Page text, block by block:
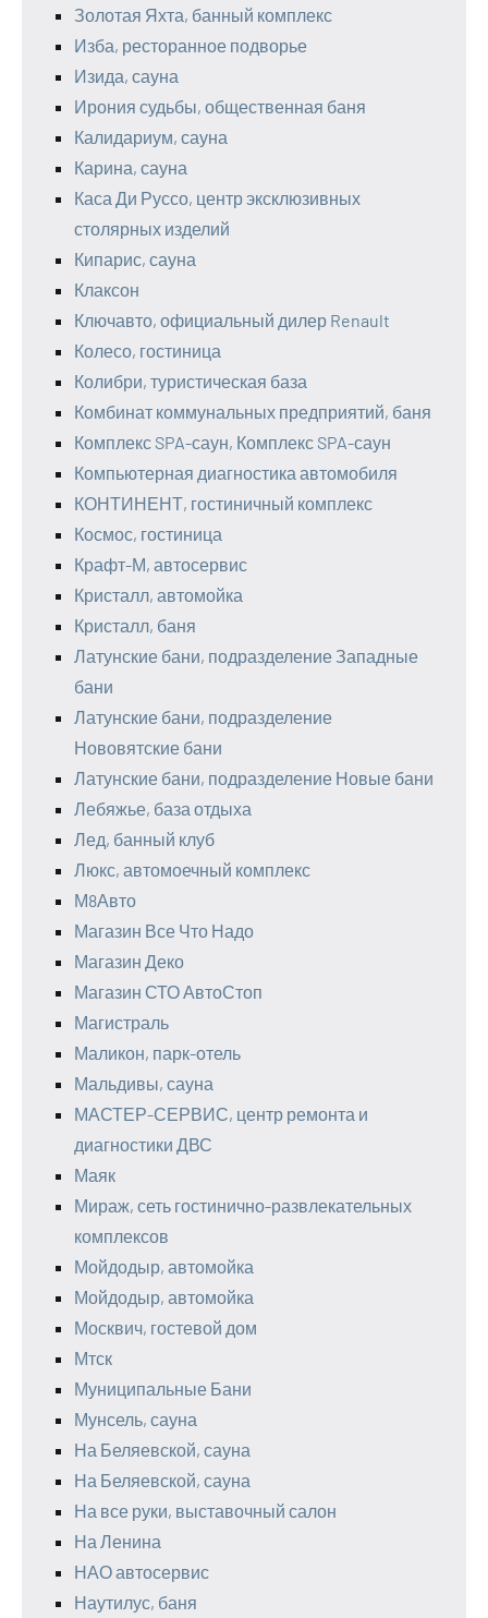
Золотая Яхта, банный комплекс
Изба, ресторанное подворье
Изида, сауна
Ирония судьбы, общественная баня
Калидариум, сауна
Карина, сауна
Каса Ди Руссо, центр эксклюзивных
столярных изделий
Кипарис, сауна
Клаксон
Ключавто, официальный дилер Renault
Колесо, гостиница
Колибри, туристическая база
Комбинат коммунальных предприятий, баня
Комплекс SPA-саун, Комплекс SPA-саун
Компьютерная диагностика автомобиля
КОНТИНЕНТ, гостиничный комплекс
Космос, гостиница
Крафт-М, автосервис
Кристалл, автомойка
Кристалл, баня
Латунские бани, подразделение Западные
бани
Латунские бани, подразделение
Нововятские бани
Латунские бани, подразделение Новые бани
Лебяжье, база отдыха
Лед, банный клуб
Люкс, автомоечный комплекс
М8Авто
Магазин Все Что Надо
Магазин Деко
Магазин СТО АвтоСтоп
Магистраль
Маликон, парк-отель
Мальдивы, сауна
МАСТЕР-СЕРВИС, центр ремонта и
диагностики ДВС
Маяк
Мираж, сеть гостинично-развлекательных
комплексов
Мойдодыр, автомойка
Мойдодыр, автомойка
Москвич, гостевой дом
Мтск
Муниципальные Бани
Мунсель, сауна
На Беляевской, сауна
На Беляевской, сауна
На все руки, выставочный салон
На Ленина
НАО автосервис
Наутилус, баня